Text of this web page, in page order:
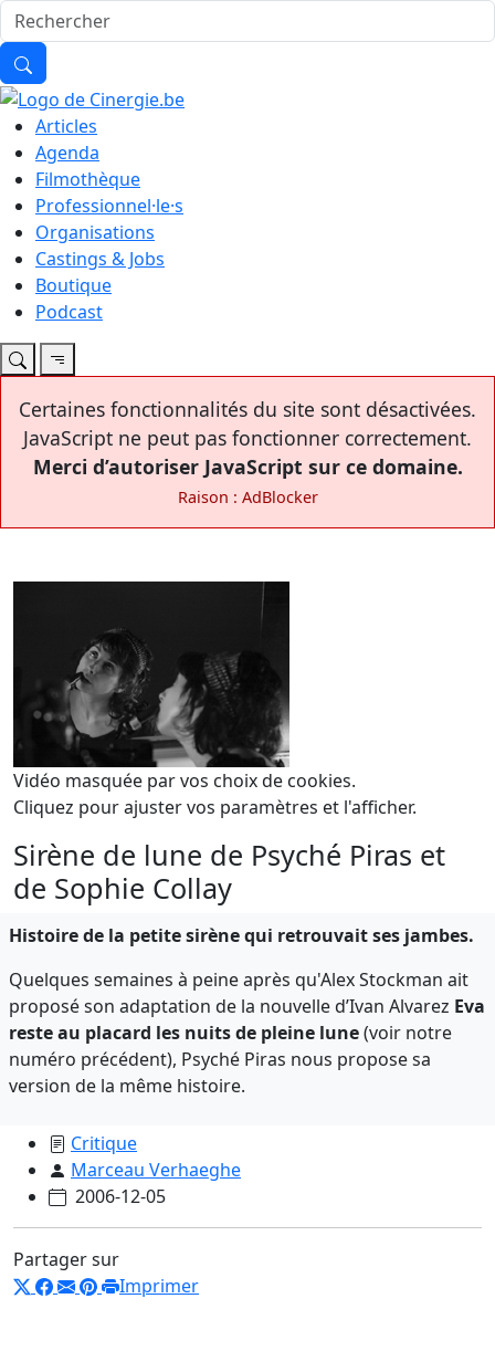
Articles
Agenda
Filmothèque
Professionnel·le·s
Organisations
Castings & Jobs
Boutique
Podcast
Certaines fonctionnalités du site sont désactivées.
JavaScript ne peut pas fonctionner correctement.
Merci d’autoriser JavaScript sur ce domaine.
Raison : AdBlocker
Vidéo masquée par vos choix de cookies.
Cliquez pour ajuster vos paramètres et l'afficher.
Sirène de lune de Psyché Piras et
de Sophie Collay
Histoire de la petite sirène qui retrouvait ses jambes.
Quelques semaines à peine après qu'Alex Stockman ait
proposé son adaptation de la nouvelle d’Ivan Alvarez Eva
reste au placard les nuits de pleine lune(voir notre
numéro précédent), Psyché Piras nous propose sa
version de la même histoire.
Critique
Marceau Verhaeghe
2006-12-05
Partager sur
Imprimer